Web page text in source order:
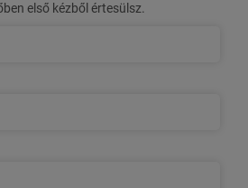
első kézből értesülsz.